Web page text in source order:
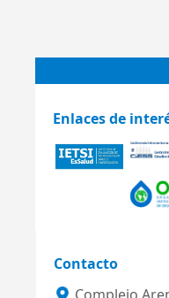
Enlaces de
Contacto